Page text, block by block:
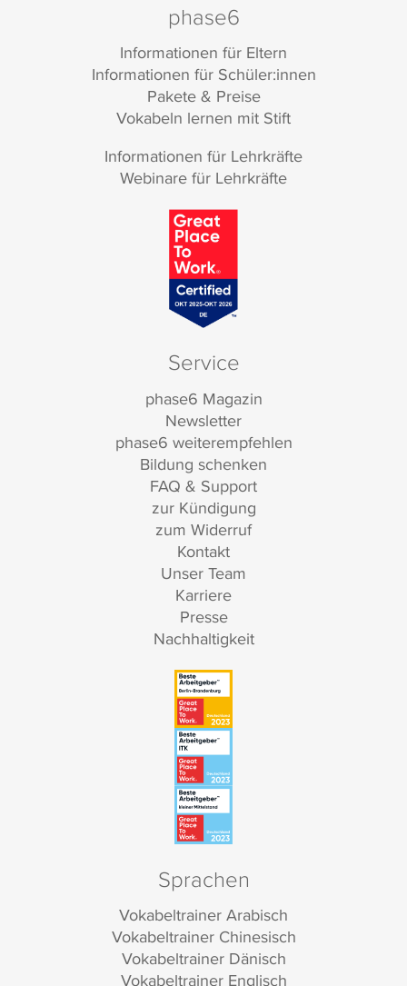
phase6
Informationen für Eltern
Informationen für Schüler:innen
Pakete & Preise
Vokabeln lernen mit Stift
Informationen für Lehrkräfte
Webinare für Lehrkräfte
Service
phase6 Magazin
Newsletter
phase6 weiterempfehlen
Bildung schenken
FAQ & Support
zur Kündigung
zum Widerruf
Kontakt
Unser Team
Karriere
Presse
Nachhaltigkeit
Sprachen
Vokabeltrainer Arabisch
Vokabeltrainer Chinesisch
Vokabeltrainer Dänisch
Vokabeltrainer Englisch